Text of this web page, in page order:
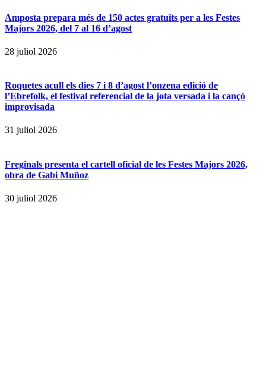
Amposta prepara més de 150 actes gratuïts per a les Festes
Majors 2026, del 7 al 16 d’agost
28 juliol 2026
Roquetes acull els dies 7 i 8 d’agost l’onzena edició de
l’Ebrefolk, el festival referencial de la jota versada i la cançó
improvisada
31 juliol 2026
Freginals presenta el cartell oficial de les Festes Majors 2026,
obra de Gabi Muñoz
30 juliol 2026